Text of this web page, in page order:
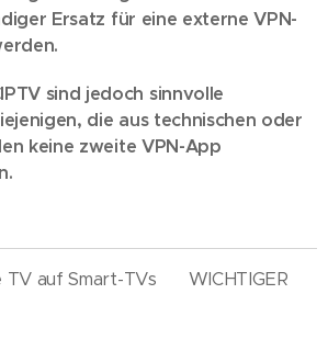
Ersatz für eine externe VPN-
sind jedoch sinnvolle
die aus technischen oder
keine zweite VPN-App
auf Smart-TVs 🇬🇧 WICHTIGER